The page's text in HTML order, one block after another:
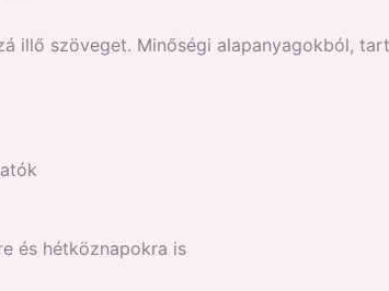
illő szöveget. Minőségi alapanyagokból,
és hétköznapokra is